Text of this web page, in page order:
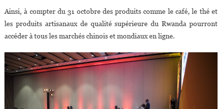
Ainsi, à compter du 31 octobre des produits comme le café, le thé et
les produits artisanaux de qualité supérieure du Rwanda pourront
accéder à tous les marchés chinois et mondiaux en ligne.